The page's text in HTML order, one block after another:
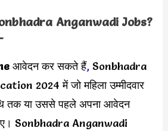
Anganwadi Jobs?
आवेदन कर सकते हैं,Sonbhadra
2024 में जो महिला उम्मीदवार
तक या उससे पहले अपना आवेदन
Sonbhadra Anganwadi